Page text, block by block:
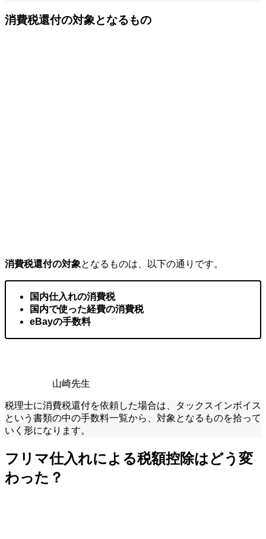
消費税還付の対象となるもの
消費税還付の対象となるものは、以下の通りです。
国内仕入れの消費税
国内で使った経費の消費税
eBayの手数料
山崎先生
税理士に消費税還付を依頼した場合は、タックスインボイス
という書類の中の手数料一覧から、対象となるものを拾って
いく形になります。
フリマ仕入れによる税額控除はどう変
わった？